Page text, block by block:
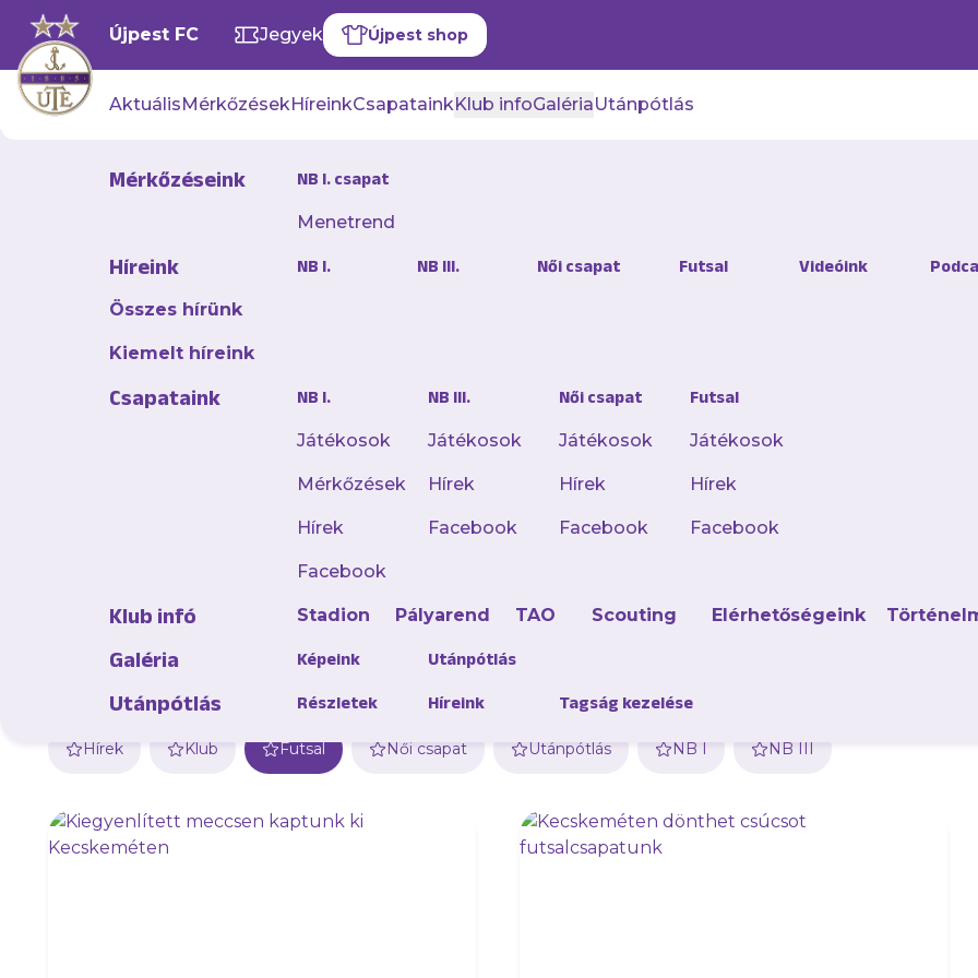
Újpest FC Jegyek Újpest shop
AktuálisMérkőzésekHíreinkCsapatainkKlub infoGalériaUtánpótlás
Mérkőzéseink NB I. csapat
Menetrend
Híreink
Összes hírünk
Kiemelt híreink
NB I. NB III. Női csapat Futsal Videóink
Csapataink NB I.
Játékosok
Mérkőzések
Hírek
Facebook
NB III.
Játékosok
Hírek
Facebook
Női csapat
Játékosok
Hírek
Facebook
Futsal
Játékosok
Hírek
Facebook
Klub infó Stadion Pályarend TAO Scouting Elérhetőségeink
Galéria Képeink Utánpótlás
Utánpótlás Részletek Híreink Tagság kezelése
Hírek Klub Futsal Női csapat Utánpótlás NB I NB III